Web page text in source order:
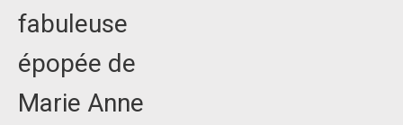
fabuleuse
épopée de
Marie Anne